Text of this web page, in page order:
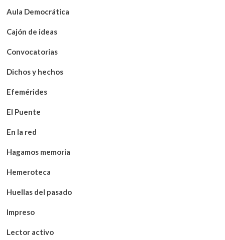
Aula Democrática
Cajón de ideas
Convocatorias
Dichos y hechos
Efemérides
El Puente
En la red
Hagamos memoria
Hemeroteca
Huellas del pasado
Impreso
Lector activo